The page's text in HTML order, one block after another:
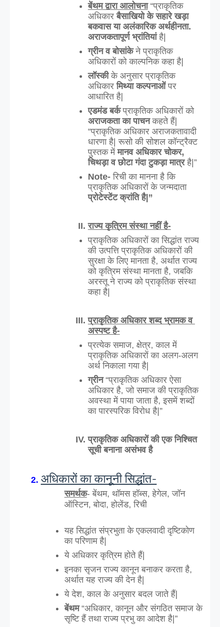
बेंथम द्वारा आलोचना “प्राकृतिक
अधिकार बैसाखियो के सहारे खड़ा
बकवास या अलंकारिक अर्थहीनता.
अराजकतापूर्ण भ्रांतियां है|
ग्रीन व बोसांके ने प्राकृतिक
अधिकारों को काल्पनिक कहा है|
लॉस्की के अनुसार प्राकृतिक
अधिकार मिथ्या कल्पनाओं पर
आधारित है|
एडमंड बर्क
प्राकृतिक अधिकारों को
अराजकता का पाचन कहते हैं|
“प्राकृतिक अधिकार अराजकतावादी
धारणा है| रूसो की सोशल कॉन्ट्रैक्ट
पुस्तक में मानव अधिकार चोकर,
चिथड़ा व छोटा गंदा टुकड़ा मात्र है|”
Note- रिची का मानना है कि
प्राकृतिक अधिकारों के जन्मदाता
प्रोटेस्टेंट क्रांति है|”
राज्य कृत्रिम संस्था नहीं है-
प्राकृतिक अधिकारों का सिद्धांत राज्य
की उत्पत्ति प्राकृतिक अधिकारों की
सुरक्षा के लिए मानता है, अर्थात राज्य
को कृत्रिम संस्था मानता है, जबकि
अरस्तू ने राज्य को प्राकृतिक संस्था
कहा है|
प्राकृतिक अधिकार शब्द भ्रामक व
अस्पष्ट है-
प्रत्येक समाज, क्षेत्र, काल में
प्राकृतिक अधिकारों का अलग-अलग
अर्थ निकाला गया है|
ग्रीन “प्राकृतिक अधिकार ऐसा
अधिकार है, जो समाज की प्राकृतिक
अवस्था में पाया जाता है, इसमें शब्दों
का पारस्परिक विरोध है|”
प्राकृतिक अधिकारों की एक निश्चित
सूची बनाना असंभव है
अधिकारों का कानूनी सिद्धांत-
समर्थक- बेंथम, थॉमस हॉब्स, हेगेल, जॉन
ऑस्टिन, बोदा, होलेंड, रिची
यह सिद्धांत संप्रभुता के एकलवादी दृष्टिकोण
का परिणाम है|
ये अधिकार कृत्रिम होते हैं|
इनका सृजन राज्य कानून बनाकर करता है,
अर्थात यह राज्य की देन है|
ये देश, काल के अनुसार बदल जाते हैं|
बेंथम “अधिकार, कानून और संगठित समाज के
सृष्टि हैं तथा राज्य प्रभु का आदेश है|”